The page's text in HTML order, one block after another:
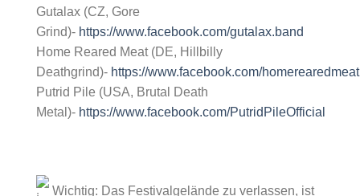
Gutalax (CZ, Gore
Grind)- https://www.facebook.com/gutalax.band
Home Reared Meat (DE, Hillbilly
Deathgrind)- https://www.facebook.com/homerearedmeat
Putrid Pile (USA, Brutal Death
Metal)- https://www.facebook.com/PutridPileOfficial
Wichtig: Das Festivalgelände zu verlassen, ist